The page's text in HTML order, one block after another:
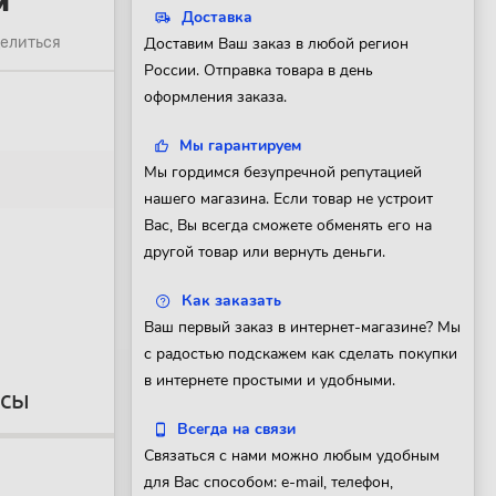
Доставка
Доставим Ваш заказ в любой регион
России. Отправка товара в день
оформления заказа.
Мы гарантируем
Мы гордимся безупречной репутацией
нашего магазина. Если товар не устроит
Вас, Вы всегда сможете обменять его на
другой товар или вернуть деньги.
Как заказать
Ваш первый заказ в интернет-магазине? Мы
с радостью подскажем как сделать покупки
в интернете простыми и удобными.
Всегда на связи
Связаться с нами можно любым удобным
для Вас способом: e-mail, телефон,